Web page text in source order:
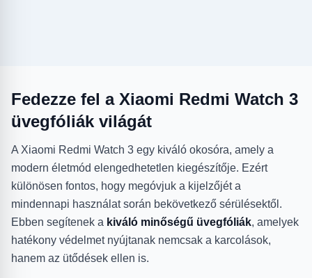
Fedezze fel a Xiaomi Redmi Watch 3
üvegfóliák világát
A Xiaomi Redmi Watch 3 egy kiváló okosóra, amely a
modern életmód elengedhetetlen kiegészítője. Ezért
különösen fontos, hogy megóvjuk a kijelzőjét a
mindennapi használat során bekövetkező sérülésektől.
Ebben segítenek a kiváló minőségű üvegfóliák, amelyek
hatékony védelmet nyújtanak nemcsak a karcolások,
hanem az ütődések ellen is.